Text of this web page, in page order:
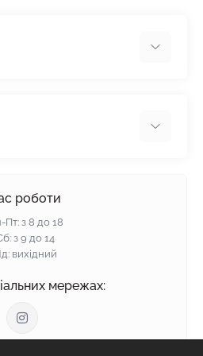
роботи
Пт: з 8 до 18
з 9 до 14
вихідний
мережах: